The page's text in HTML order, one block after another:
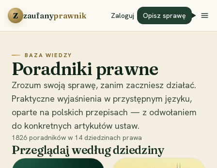
Przejdź do treści
Z zaufanyprawnik Zaloguj Opisz sprawę
BAZA WIEDZY
Poradniki prawne
Zrozum swoją sprawę, zanim zaczniesz działać.
Praktyczne wyjaśnienia w przystępnym języku,
oparte na polskich przepisach — z odwołaniem
do konkretnych artykułów ustaw.
1826 poradników w 14 dziedzinach prawa
Przeglądaj według dziedziny